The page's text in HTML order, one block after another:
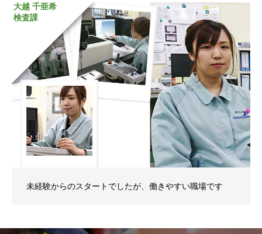
大越 千亜希
検査課
未経験からのスタートでしたが、働きやすい職場です